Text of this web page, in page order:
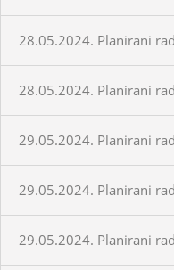
28.05.2024. Planirani
28.05.2024. Planirani
29.05.2024. Planirani
29.05.2024. Planirani
29.05.2024. Planirani